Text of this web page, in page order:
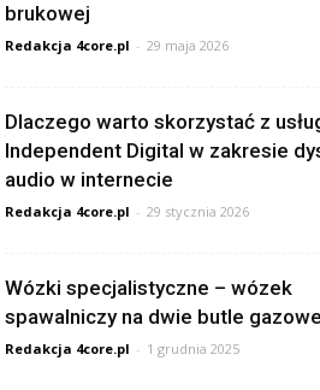
brukowej
Redakcja 4core.pl - 29 maja 2026
Dlaczego warto skorzystać z
Independent Digital w zakresie
audio w internecie
Redakcja 4core.pl - 29 stycznia 2026
Wózki specjalistyczne – wózek
spawalniczy na dwie butle gazowe
Redakcja 4core.pl - 1 grudnia 2025